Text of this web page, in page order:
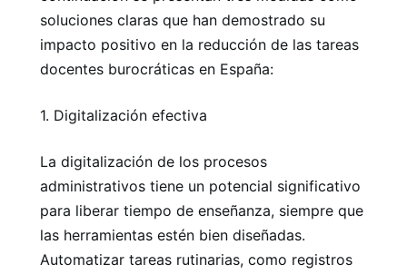
soluciones claras que han demostrado su
impacto positivo en la reducción de las tareas
docentes burocráticas en España:
1. Digitalización efectiva
La digitalización de los procesos
administrativos tiene un potencial significativo
para liberar tiempo de enseñanza, siempre que
las herramientas estén bien diseñadas.
Automatizar tareas rutinarias, como registros